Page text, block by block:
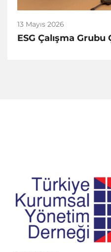
13 Mayıs 2026
ESG Çalışma Grubu